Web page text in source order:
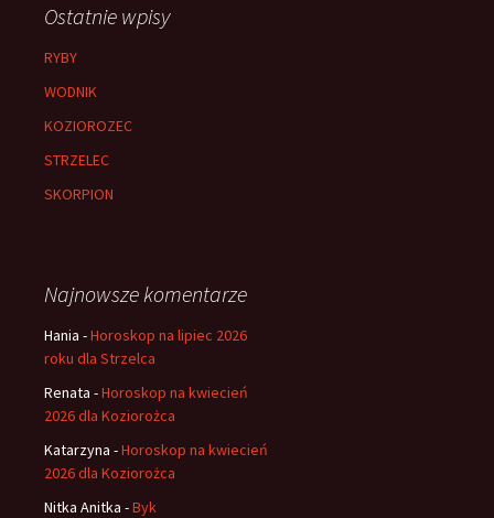
Ostatnie wpisy
RYBY
WODNIK
KOZIOROZEC
STRZELEC
SKORPION
Najnowsze komentarze
Hania -Horoskop na lipiec 2026
roku dla Strzelca
Renata -Horoskop na kwiecień
2026 dla Koziorożca
Katarzyna -Horoskop na kwiecień
2026 dla Koziorożca
Nitka Anitka -Byk